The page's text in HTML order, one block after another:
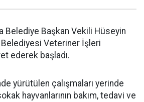
Belediye Başkan Vekili Hüseyin
Veteriner İşleri
ederek başladı.
yürütülen çalışmaları yerinde
hayvanlarının bakım, tedavi ve